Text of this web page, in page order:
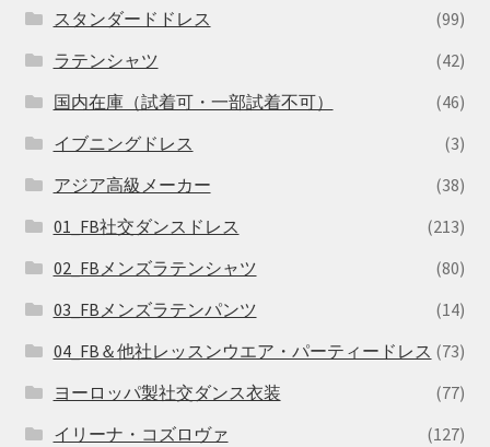
スタンダードドレス
(99)
ラテンシャツ
(42)
国内在庫（試着可・一部試着不可）
(46)
イブニングドレス
(3)
アジア高級メーカー
(38)
01_FB社交ダンスドレス
(213)
02_FBメンズラテンシャツ
(80)
03_FBメンズラテンパンツ
(14)
04_FB＆他社レッスンウエア・パーティードレス (73)
ヨーロッパ製社交ダンス衣装
(77)
イリーナ・コズロヴァ
(127)